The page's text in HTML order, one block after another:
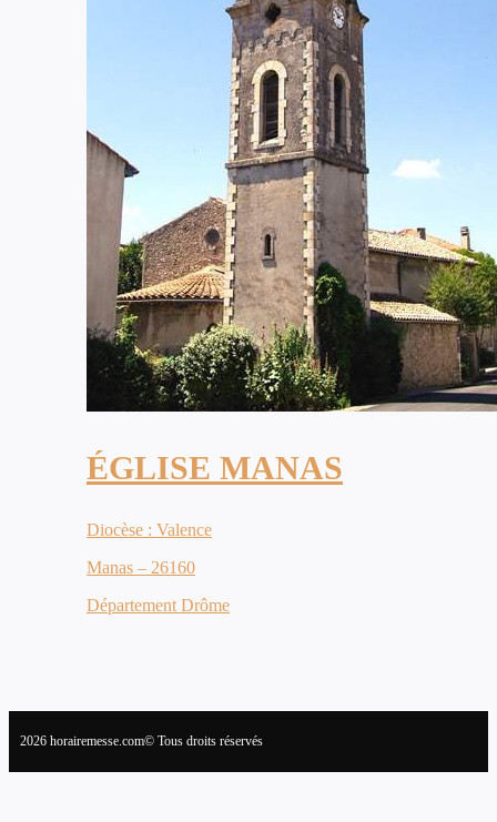
ÉGLISE MANAS
Diocèse : Valence
Manas – 26160
Département Drôme
2026 horairemesse.com© Tous droits réservés